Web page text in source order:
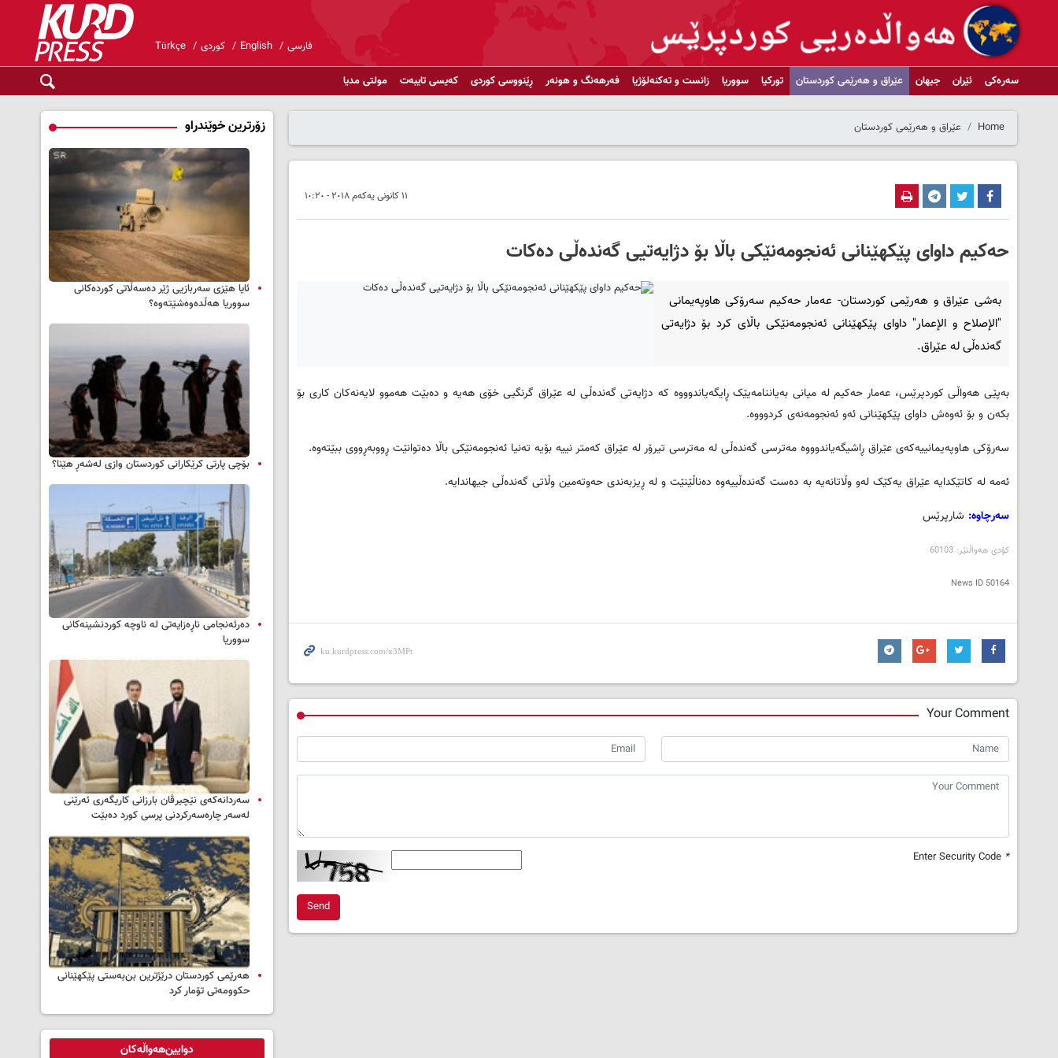
فارسی English کوردی Türkçe
سەرەکی ئێران جیهان عێراق و هەرێمی کوردستان تورکیا سووریا زانست و تەکنەلۆژیا فەرهەنگ و هونەر ڕێنووسی کوردی کەیسی تایبەت مولتی مدیا
Home عێراق و هەرێمی کوردستان
١١ کانونی یەکەم ٢٠١٨ - ١٠:٢٠
حه‌كیم داوای پێكهێنانی ئه‌نجومه‌نێكی باڵا بۆ دژایه‌تیی گه‌نده‌ڵی ده‌كات
به‌شی عێراق و هه‌رێمی کوردستان- عه‌مار حه‌كیم سه‌رۆكی هاوپه‌یمانی
"الإصلاح و الإعمار" داوای پێكهێنانی ئه‌نجومه‌نێكی باڵای كرد بۆ دژایه‌تی
گه‌نده‌ڵی له‌ عێراق.
به‌پێی هه‌واڵی کوردپرێس، عه‌مار حه‌كیم له ‌میانی به‌یاننامه‌یێک ڕایگه‌یاندوووه كه‌ دژایه‌تی گه‌نده‌ڵی له ‌عێراق گرنگیی خۆی هه‌یه‌ و ده‌بێت هه‌موو لایه‌نه‌كان كاری بۆ
بكه‌ن و بۆ ئه‌وه‌ش داوای پێكهێنانی ئه‌و ئه‌نجومه‌نه‌ی كردوووه‌.
سه‌رۆكی هاوپه‌یمانییه‌كه‌ی عێراق ڕاشیگه‌یاندوووه‌ مه‌ترسی گه‌نده‌ڵی له ‌مه‌ترسی تیرۆر له ‌عێراق كه‌متر نییه بۆیه‌ ته‌نیا ئه‌نجومه‌نێكی باڵا ده‌توانێت ڕووبه‌ڕووی ببێته‌وه‌.
ئه‌مه‌ له ‌كاتێكدایه‌ عێراق یه‌کێک له‌و وڵاتانه‌یه‌ به‌ ده‌ست گه‌نده‌ڵییه‌وه‌ ده‌ناڵێنێت و له ڕیزبه‌ندی حه‌وته‌مین وڵاتی گه‌نده‌ڵی جیهاندایه‌.
سه‌رچاوه‌: شارپرێس
کۆدی هه‌واڵنێر: 60103
News ID 50164
Your Comment
*
Send
زۆرترین خوێندراو
ئایا هێزی سەربازیی ژێر دەسەڵاتی کوردەکانی
سووریا هەڵدەوەشێتەوە؟
بۆچی پارتی کرێکارانی کوردستان وازی لەشەڕ هێنا؟
دەرئەنجامی ناڕەزایەتی لە ناوچە کوردنشینەکانی
سووریا
سه‌ردانه‌کەی نێچیرڤان بارزانی كاریگه‌ری ئه‌رێنی
له‌سه‌ر چاره‌سه‌ركردنی پرسی كورد ده‌بێت
هەرێمی کوردستان درێژترین بن‌بەستی پێکهێنانی
حکوومەتی تۆمار کرد
دوایین‌هەواڵەکان